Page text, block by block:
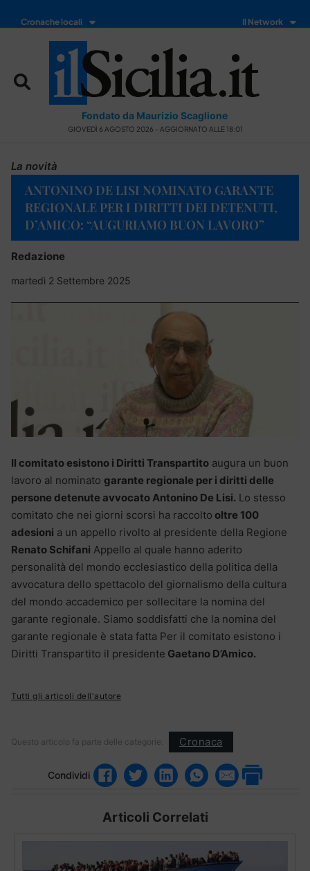
Cronache locali Il Network
Fondato da Maurizio Scaglione
GIOVEDÌ 6 AGOSTO 2026 - AGGIORNATO ALLE 18:01
La novità
ANTONINO DE LISI NOMINATO GARANTE
REGIONALE PER I DIRITTI DEI DETENUTI,
D’AMICO: “AUGURIAMO BUON LAVORO”
Redazione
martedì 2 Settembre 2025
Il comitato esistono i Diritti Transpartito augura un buon
lavoro al nominato garante regionale per i diritti delle
persone detenute avvocato Antonino De Lisi. Lo stesso
comitato che nei giorni scorsi ha raccolto oltre 100
adesioni a un appello rivolto al presidente della Regione
Renato Schifani Appello al quale hanno aderito
personalità del mondo ecclesiastico della politica della
avvocatura dello spettacolo del giornalismo della cultura
del mondo accademico per sollecitare la nomina del
garante regionale. Siamo soddisfatti che la nomina del
garante regionale è stata fatta Per il comitato esistono i
Diritti Transpartito il presidente Gaetano D’Amico.
Tutti gli articoli dell'autore
Questo articolo fa parte delle categorie: Cronaca
Condividi
Articoli Correlati